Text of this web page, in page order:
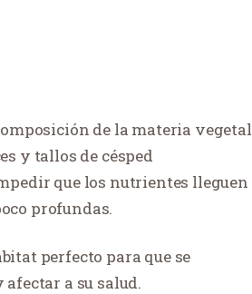
de la materia vegetal
y tallos de césped
que los nutrientes lleguen
profundas.
perfecto para que se
afectar a su salud.